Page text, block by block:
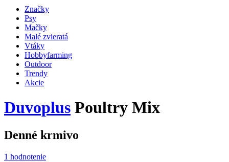
Značky
Psy
Mačky
Malé zvieratá
Vtáky
Hobbyfarming
Outdoor
Trendy
Akcie
Duvoplus Poultry Mix
Denné krmivo
1 hodnotenie